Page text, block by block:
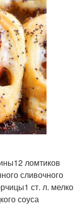
ломтиков
сливочного
ст. л. мелко
соуса